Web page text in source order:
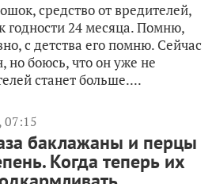
средство от вредителей,
годности 24 месяца. Помню,
с детства его помню. Сейчас
но боюсь, что он уже не
станет больше....
07:15
баклажаны и перцы
Когда теперь их